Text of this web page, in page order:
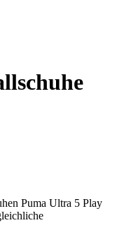
Puma Ultra 5 Play